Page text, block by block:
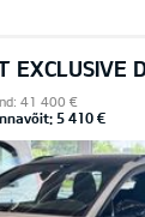
EXCLUSIVE
41 400 €
5 410 €